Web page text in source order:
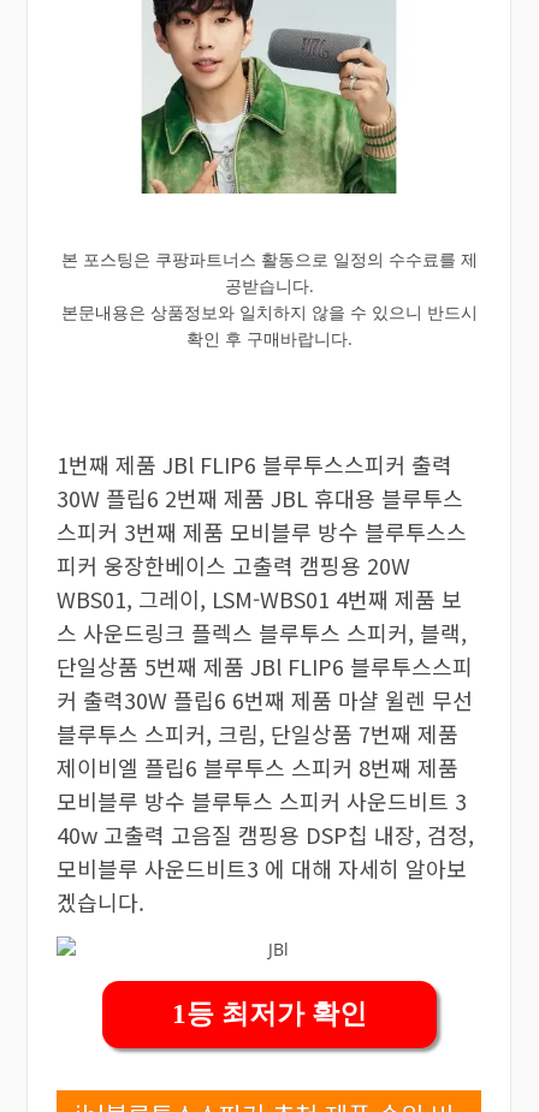
본 포스팅은 쿠팡파트너스 활동으로 일정의 수수료를 제
공받습니다.
본문내용은 상품정보와 일치하지 않을 수 있으니 반드시
확인 후 구매바랍니다.
1번째 제품 JBl FLIP6 블루투스스피커 출력
30W 플립6 2번째 제품 JBL 휴대용 블루투스
스피커 3번째 제품 모비블루 방수 블루투스스
피커 웅장한베이스 고출력 캠핑용 20W
WBS01, 그레이, LSM-WBS01 4번째 제품 보
스 사운드링크 플렉스 블루투스 스피커, 블랙,
단일상품 5번째 제품 JBl FLIP6 블루투스스피
커 출력30W 플립6 6번째 제품 마샬 윌렌 무선
블루투스 스피커, 크림, 단일상품 7번째 제품
제이비엘 플립6 블루투스 스피커 8번째 제품
모비블루 방수 블루투스 스피커 사운드비트 3
40w 고출력 고음질 캠핑용 DSP칩 내장, 검정,
모비블루 사운드비트3 에 대해 자세히 알아보
겠습니다.
1등 최저가 확인